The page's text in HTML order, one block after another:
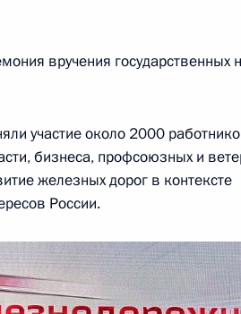
вручения государственных
участие около 2000
бизнеса, профсоюзных и
железных дорог в контексте
России.